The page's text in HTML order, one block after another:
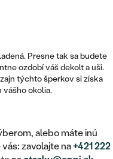
A
Presne tak sa budete
ozdobí váš dekolt a uši.
týchto šperkov si získa
vášho okolia.
alebo máte inú
zavolajte na+421 222